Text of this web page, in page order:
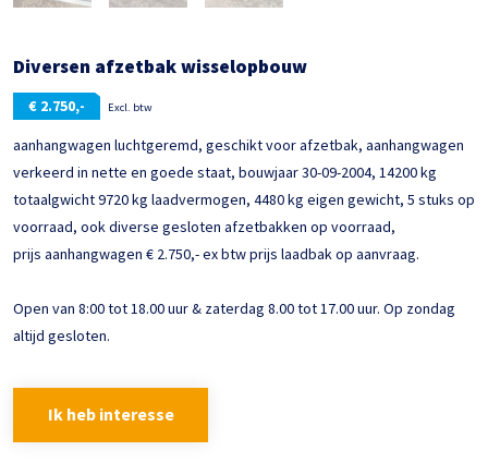
Diversen afzetbak wisselopbouw
€ 2.750,- Excl. btw
aanhangwagen luchtgeremd, geschikt voor afzetbak, aanhangwagen
verkeerd in nette en goede staat, bouwjaar 30-09-2004, 14200 kg
totaalgwicht 9720 kg laadvermogen, 4480 kg eigen gewicht, 5 stuks op
voorraad, ook diverse gesloten afzetbakken op voorraad,
prijs aanhangwagen € 2.750,- ex btw prijs laadbak op aanvraag.
Open van 8:00 tot 18.00 uur & zaterdag 8.00 tot 17.00 uur. Op zondag
altijd gesloten.
Ik heb interesse